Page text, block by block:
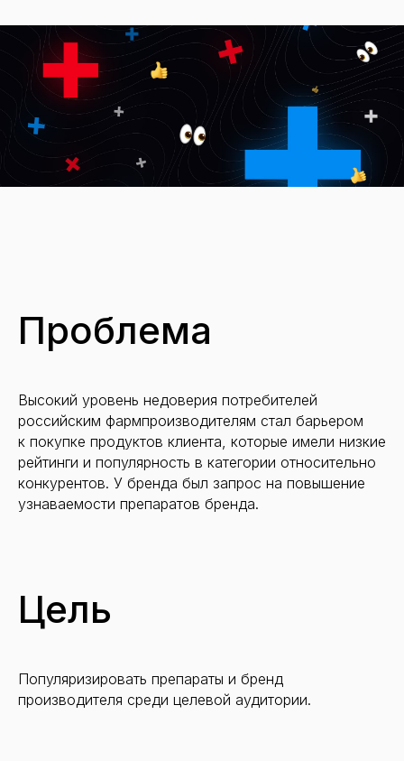
Проблема
Высокий уровень недоверия потребителей
российским фармпроизводителям стал барьером
к покупке продуктов клиента, которые имели низкие
рейтинги и популярность в категории относительно
конкурентов. У бренда был запрос на повышение
узнаваемости препаратов бренда.
Цель
Популяризировать препараты и бренд
производителя среди целевой аудитории.